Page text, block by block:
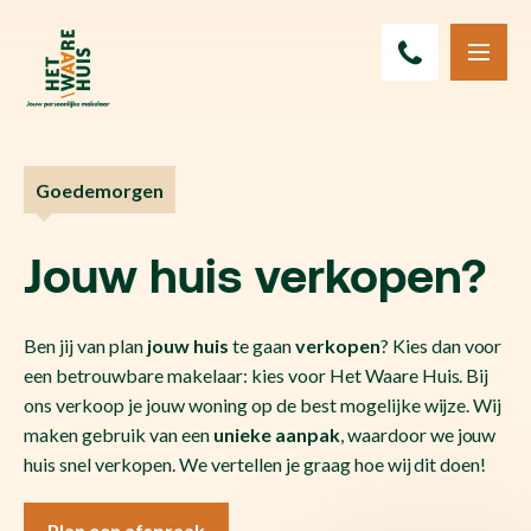
Goedemorgen
Jouw huis verkopen?
Ben jij van plan jouw huis te gaanverkopen? Kies dan voor
een betrouwbare makelaar: kies voor Het Waare Huis. Bij
ons verkoop je jouw woning op de best mogelijke wijze. Wij
maken gebruik van een unieke aanpak, waardoor we jouw
huis snel verkopen. We vertellen je graag hoe wij dit doen!